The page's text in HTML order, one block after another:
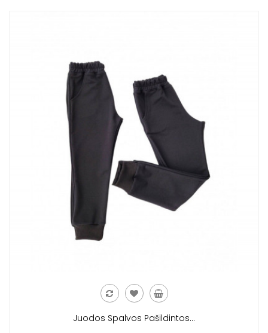
Juodos Spalvos Pašildintos...